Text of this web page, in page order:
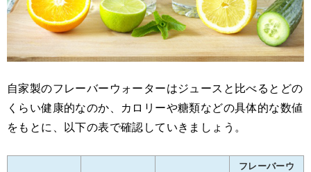
自家製のフレーバーウォーターはジュースと比べるとどの
くらい健康的なのか、カロリーや糖類などの具体的な数値
をもとに、以下の表で確認していきましょう。
フレーバーウ